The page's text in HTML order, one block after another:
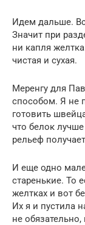
Идем дальше.
Значит при
ни капля
чистая и сухая.
Меренгу для
способом. Я не
готовить
что белок
рельеф
И еще одно
старенькие. То
желтках и вот
Их я и пустила
не обязательно,